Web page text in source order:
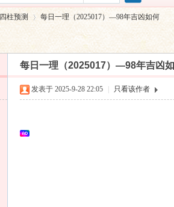
搜
索
周易教
每日一
四柱预测
›
每日一理（2025017）—98年吉凶如何
每日一理（2025017）—98年吉凶
发表于 2025-9-28 22:05 只看该作者